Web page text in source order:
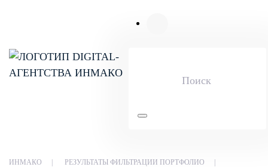
ИНМАКО
РЕЗУЛЬТАТЫ ФИЛЬТРАЦИИ ПОРТФОЛИО